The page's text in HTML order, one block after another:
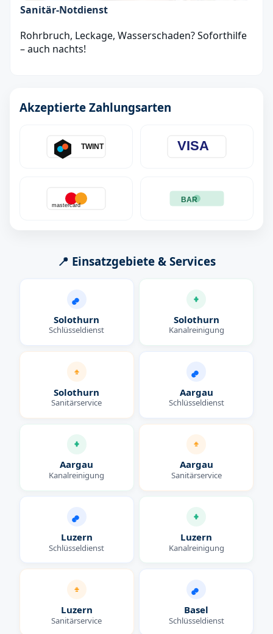
Sanitär‑Notdienst
Rohrbruch, Leckage, Wasserschaden? Soforthilfe
– auch nachts!
Akzeptierte Zahlungsarten
TWINT VISA
mastercard
BAR
📍 Einsatzgebiete & Services
Solothurn
Schlüsseldienst
Solothurn
Kanalreinigung
Solothurn
Sanitärservice
Aargau
Schlüsseldienst
Aargau
Kanalreinigung
Aargau
Sanitärservice
Luzern
Schlüsseldienst
Luzern
Kanalreinigung
Luzern
Sanitärservice
Basel
Schlüsseldienst